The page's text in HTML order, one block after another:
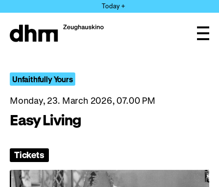
directly
the
Today +
Unfaithfully Yours
Monday, 23. March 2026, 07.00 PM
Easy Living
Tickets